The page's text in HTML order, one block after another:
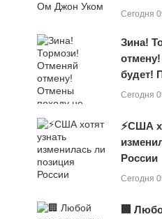
Сегодня
Зина!
будет!
Сегодня
⚡США
России
Сегодня
🏢